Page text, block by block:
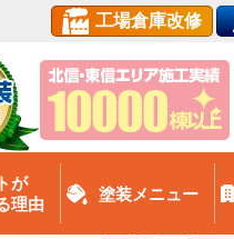
工場倉庫改修
が
理由
塗装メニュー